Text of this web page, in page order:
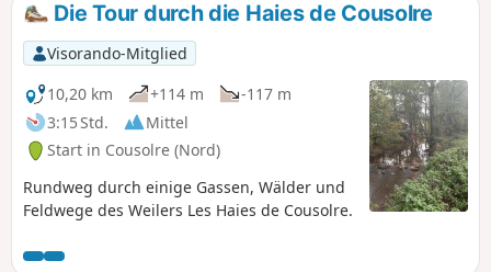
Die Tour durch die Haies de Cousolre
Visorando-Mitglied
10,20 km
+114 m
-117 m
3:15 Std.
Mittel
Start in Cousolre (Nord)
Rundweg durch einige Gassen, Wälder und
Feldwege des Weilers Les Haies de Cousolre.